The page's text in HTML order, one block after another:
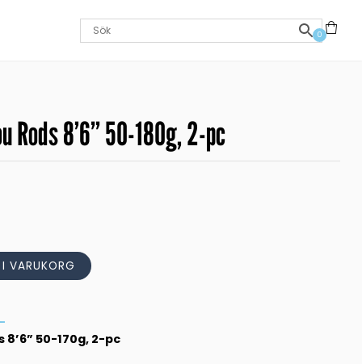
0
Rods 8’6” 50-180g, 2-pc
VARUKORG
50-170g, 2-pc